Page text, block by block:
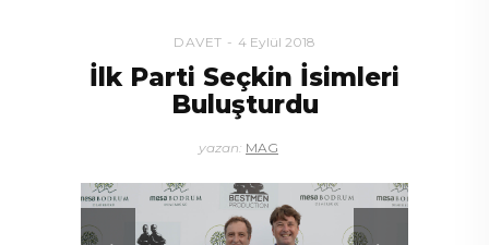
DAVET 4 Eylül 2018
İlk Parti Seçkin İsimleri
Buluşturdu
yazan: MAG